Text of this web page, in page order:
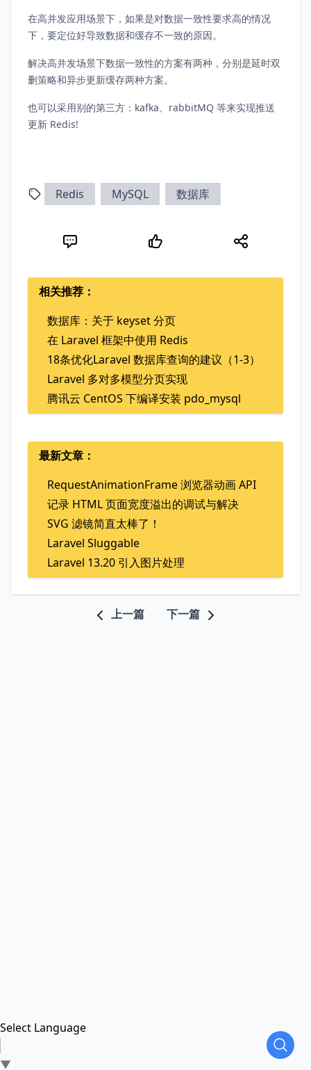
在高并发应用场景下，如果是对数据一致性要求高的情况
下，要定位好导致数据和缓存不一致的原因。
解决高并发场景下数据一致性的方案有两种，分别是延时双
删策略和异步更新缓存两种方案。
也可以采用别的第三方：kafka、rabbitMQ 等来实现推送
更新 Redis!
Redis MySQL 数据库
相关推荐：
数据库：关于 keyset 分页
在 Laravel 框架中使用 Redis
18条优化Laravel 数据库查询的建议（1-3）
Laravel 多对多模型分页实现
腾讯云 CentOS 下编译安装 pdo_mysql
最新文章：
RequestAnimationFrame 浏览器动画 API
记录 HTML 页面宽度溢出的调试与解决
SVG 滤镜简直太棒了！
Laravel Sluggable
Laravel 13.20 引入图片处理
上一篇 下一篇
Select Language
▼